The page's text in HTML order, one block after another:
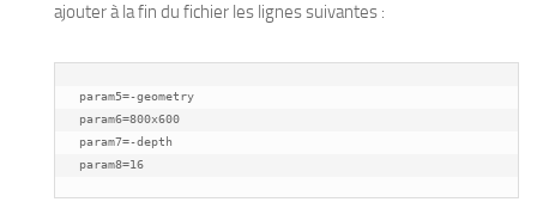
ajouter à la fin du fichier les lignes suivantes :
param5=-geometry
param6=800x600
param7=-depth
param8=16